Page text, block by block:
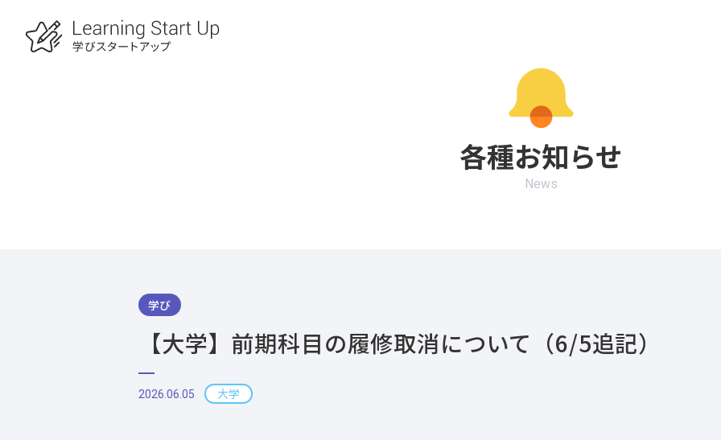
各種お知らせ
News
学び
【大学】前期科目の履修取消について（6/5追記）
2026.06.05 大学